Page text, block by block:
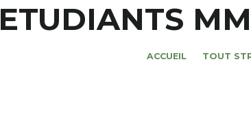
ETUDIANTS
ACCUEIL TOUT